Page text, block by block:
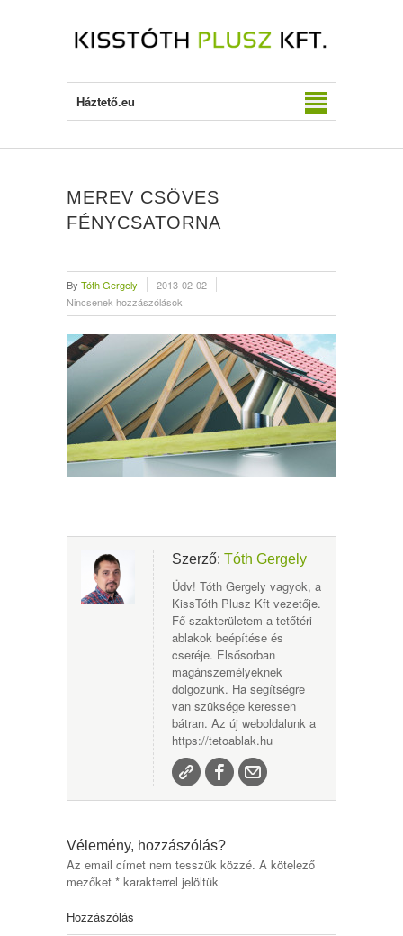
Háztető.eu
MEREV CSÖVES
FÉNYCSATORNA
By Tóth Gergely
2013-02-02
Nincsenek hozzászólások
Szerző: Tóth Gergely
Üdv! Tóth Gergely vagyok, a
KissTóth Plusz Kft vezetője.
Fő szakterületem a tetőtéri
ablakok beépítése és
cseréje. Elsősorban
magánszemélyeknek
dolgozunk. Ha segítségre
van szüksége keressen
bátran. Az új weboldalunk a
https://tetoablak.hu
Vélemény, hozzászólás?
Az email címet nem tesszük közzé. A kötelező
mezőket * karakterrel jelöltük
Hozzászólás